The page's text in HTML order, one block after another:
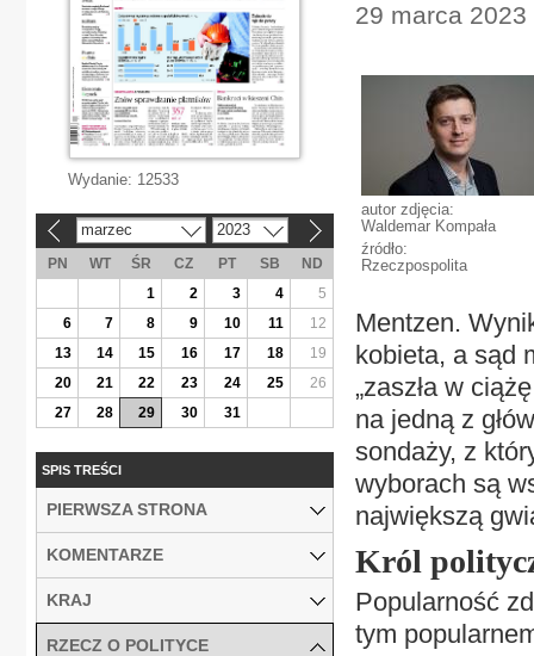
29 marca
autor zdjęcia:
Waldemar Kompała
źródło:
Rzeczpospolita
Mentzen.
kobieta, a sąd
„zaszła w
na jedną z
sondaży, z
wyborach są
największą
Król
Popularność
tym
Wydanie: 12533
marzec 2023
PN WT ŚR CZ PT SB
ND
1
2 3 4
5
6
7 8 9 10 11
12
13
14 15 16 17 18
19
20
21 22 23 24 25
26
27
28 29 30 31
SPIS TREŚCI
PIERWSZA STRONA
KOMENTARZE
KRAJ
RZECZ O POLITYCE